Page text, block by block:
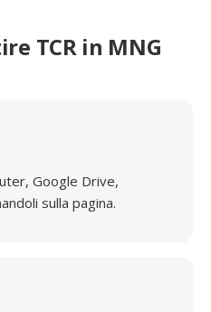
TCR in MNG
Google Drive,
sulla pagina.